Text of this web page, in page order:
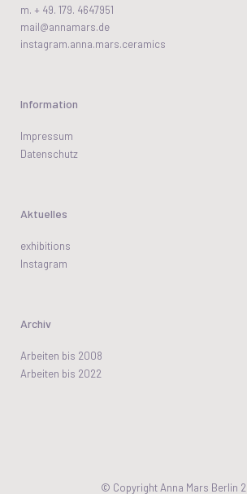
m. + 49. 179. 4647951
mail@annamars.de
instagram.anna.mars.ceramics
Information
Impressum
Datenschutz
Aktuelles
exhibitions
Instagram
Archiv
Arbeiten bis 2008
Arbeiten bis 2022
© Copyright Anna Mars Berlin